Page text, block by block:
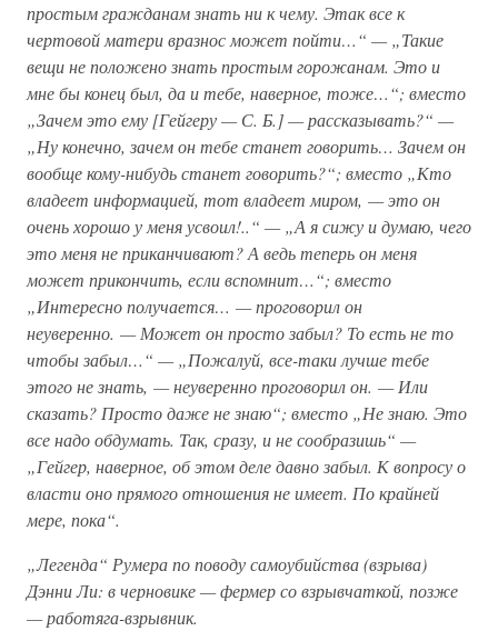
простым гражданам знать ни к чему. Этак все к
чертовой матери вразнос может пойти…“ — „Такие
вещи не положено знать простым горожанам. Это и
мне бы конец был, да и тебе, наверное, тоже…“; вместо
„Зачем это ему [Гейгеру — С. Б.] — рассказывать?“ —
„Ну конечно, зачем он тебе станет говорить… Зачем он
вообще кому-нибудь станет говорить?“; вместо „Кто
владеет информацией, тот владеет миром, — это он
очень хорошо у меня усвоил!..“ — „А я сижу и думаю, чего
это меня не приканчивают? А ведь теперь он меня
может прикончить, если вспомнит…“; вместо
„Интересно получается… — проговорил он
неуверенно. — Может он просто забыл? То есть не то
чтобы забыл…“ — „Пожалуй, все-таки лучше тебе
этого не знать, — неуверенно проговорил он. — Или
сказать? Просто даже не знаю“; вместо „Не знаю. Это
все надо обдумать. Так, сразу, и не сообразишь“ —
„Гейгер, наверное, об этом деле давно забыл. К вопросу о
власти оно прямого отношения не имеет. По крайней
мере, пока“.
„Легенда“ Румера по поводу самоубийства (взрыва)
Дэнни Ли: в черновике — фермер со взрывчаткой, позже
— работяга-взрывник.